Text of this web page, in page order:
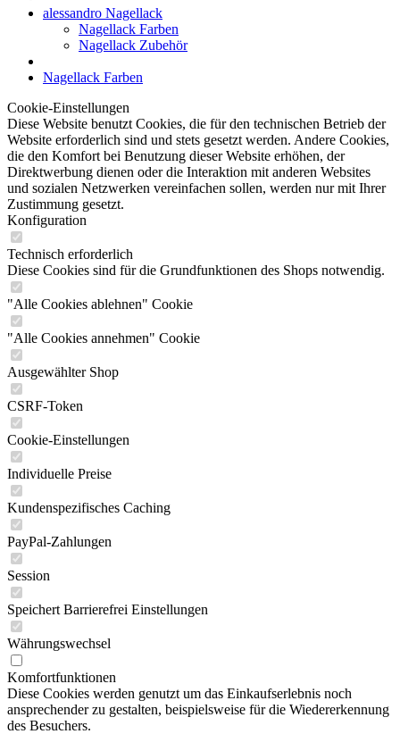
alessandro Nagellack
Nagellack Farben
Nagellack Zubehör
Nagellack Farben
Cookie-Einstellungen
Diese Website benutzt Cookies, die für den technischen Betrieb der
Website erforderlich sind und stets gesetzt werden. Andere Cookies,
die den Komfort bei Benutzung dieser Website erhöhen, der
Direktwerbung dienen oder die Interaktion mit anderen Websites
und sozialen Netzwerken vereinfachen sollen, werden nur mit Ihrer
Zustimmung gesetzt.
Konfiguration
Technisch erforderlich
Diese Cookies sind für die Grundfunktionen des Shops notwendig.
"Alle Cookies ablehnen" Cookie
"Alle Cookies annehmen" Cookie
Ausgewählter Shop
CSRF-Token
Cookie-Einstellungen
Individuelle Preise
Kundenspezifisches Caching
PayPal-Zahlungen
Session
Speichert Barrierefrei Einstellungen
Währungswechsel
Komfortfunktionen
Diese Cookies werden genutzt um das Einkaufserlebnis noch
ansprechender zu gestalten, beispielsweise für die Wiedererkennung
des Besuchers.